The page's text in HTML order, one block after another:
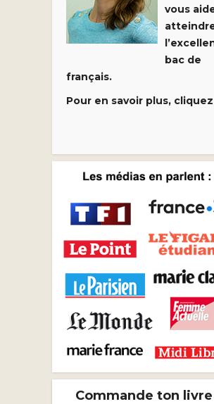
vous
bac de
français.
Pour en savoir plus,
Commande ton